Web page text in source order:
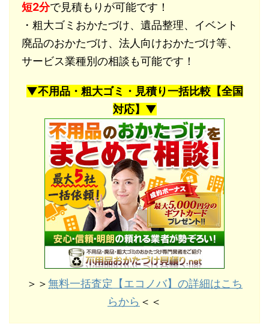
短2分で見積もりが可能です！
・粗大ゴミおかたづけ、遺品整理、イベント
廃品のおかたづけ、法人向けおかたづけ等、
サービス業種別の相談も可能です！
▼不用品・粗大ゴミ・見積り一括比較【全国
対応】▼
＞＞無料一括査定【エコノバ】の詳細はこち
らから ＜＜